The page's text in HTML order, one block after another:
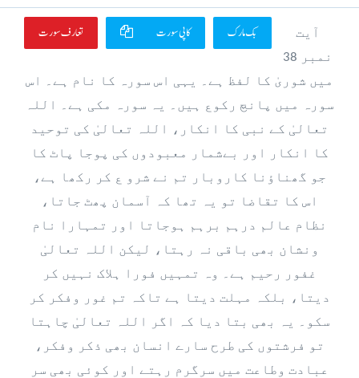
تعارف سورت کاپی سورت بک مارک
آیت
نمبر 38
میں شوریٰ کا لفظ ہے۔ یہی اس سورہ کا نام ہے۔ اس
سورہ میں پانچ رکوع ہیں۔ یہ سورہ مکی ہے۔ اللہ
تعالیٰ کے نبی کا انکار، اللہ تعالیٰ کی توحید
کا انکار اور بےشمار معبودوں کی پوجا پاٹ کا
جو گھناؤنا کاروبار تم نے شرو ع کر رکھا ہے،
اس کا تقاضا تو یہ تھا کہ آسمان پھٹ جاتا،
نظام عالم درہم برہم ہوجاتا اور تمہارا نام
ونشان بھی باقی نہ رہتا، لیکن اللہ تعالیٰ
غفور رحیم ہے۔ وہ تمہیں فورا ہلاک نہیں کر
دیتا، بلکہ مہلت دیتا ہے تاکہ تم غور وفکر کر
سکو۔ یہ بھی بتا دیا کہ اگر اللہ تعالیٰ چاہتا
تو فرشتوں کی طرح سارے انسان بھی ذکر وفکر،
عبادت وطاعت میں سرگرم رہتے اور کوئی بھی سر